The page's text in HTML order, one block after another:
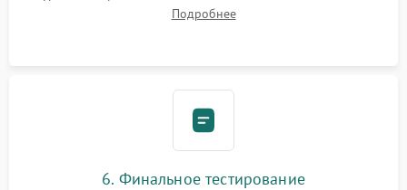
сборка корпуса и установка датчика поплавка.
Подробнее
6. Финальное тестирование